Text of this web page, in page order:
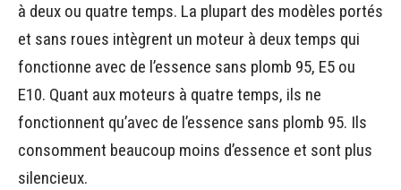
à deux ou quatre temps. La plupart des modèles portés
et sans roues intègrent un moteur à deux temps qui
fonctionne avec de l’essence sans plomb 95, E5 ou
E10. Quant aux moteurs à quatre temps, ils ne
fonctionnent qu’avec de l’essence sans plomb 95. Ils
consomment beaucoup moins d’essence et sont plus
silencieux.